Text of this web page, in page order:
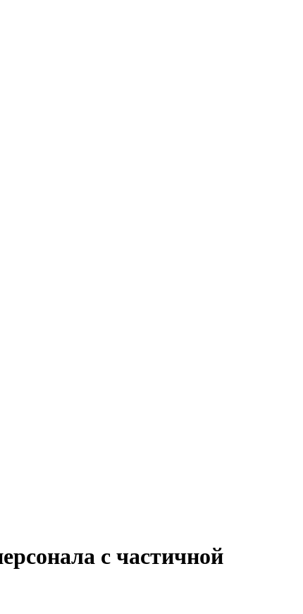
с частичной